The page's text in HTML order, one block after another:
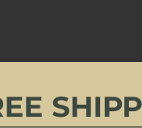
ご利用規約 ご利用ガイド